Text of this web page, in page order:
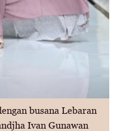
busana Lebaran
Ivan Gunawan